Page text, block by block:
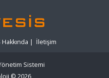
Hakkında | İletişim
Sistemi
© 2026